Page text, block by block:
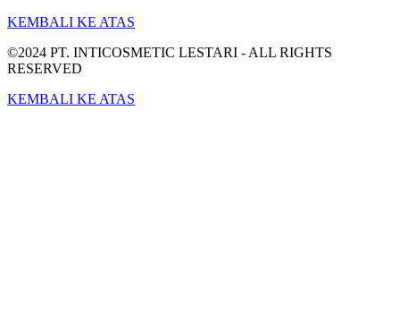
KEMBALI KE ATAS
©2024 PT. INTICOSMETIC LESTARI - ALL RIGHTS
RESERVED
KEMBALI KE ATAS